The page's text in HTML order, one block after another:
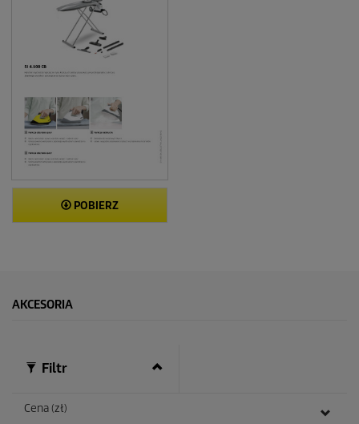
POBIERZ
AKCESORIA
Filtr
Cena (zł)